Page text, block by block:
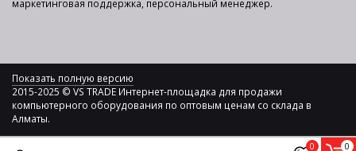
0 0
маркетинговая поддержка, персональный менеджер.
Показать полную версию
2015-2025 © VS TRADE Интернет-площадка для продажи
компьютерного оборудования по оптовым ценам со склада в
Алматы.